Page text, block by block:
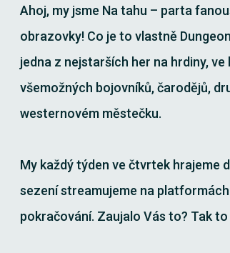
Ahoj, my jsme Na tahu – parta
obrazovky! Co je to vlastně
jedna z nejstarších her na hrdiny,
všemožných bojovníků, čarodějů,
westernovém městečku.
My každý týden ve čtvrtek hrajeme
sezení streamujeme na
pokračování. Zaujalo Vás to? Tak